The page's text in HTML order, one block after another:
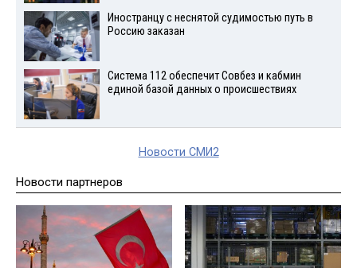
Иностранцу с неснятой судимостью путь в
Россию заказан
Система 112 обеспечит Совбез и кабмин
единой базой данных о происшествиях
Новости СМИ2
Новости партнеров